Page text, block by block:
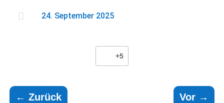
 24. September 2025
+5
←Zurück Vor→